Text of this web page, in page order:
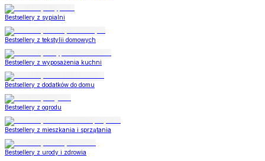
Bestsellery z sypialni
Bestsellery z tekstylii domowych
Bestsellery z wyposażenia kuchni
Bestsellery z dodatków do domu
Bestsellery z ogrodu
Bestsellery z mieszkania i sprzątania
Bestsellery z urody i zdrowia